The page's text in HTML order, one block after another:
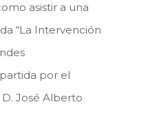
asistir a una
“La Intervención
por el
José Alberto